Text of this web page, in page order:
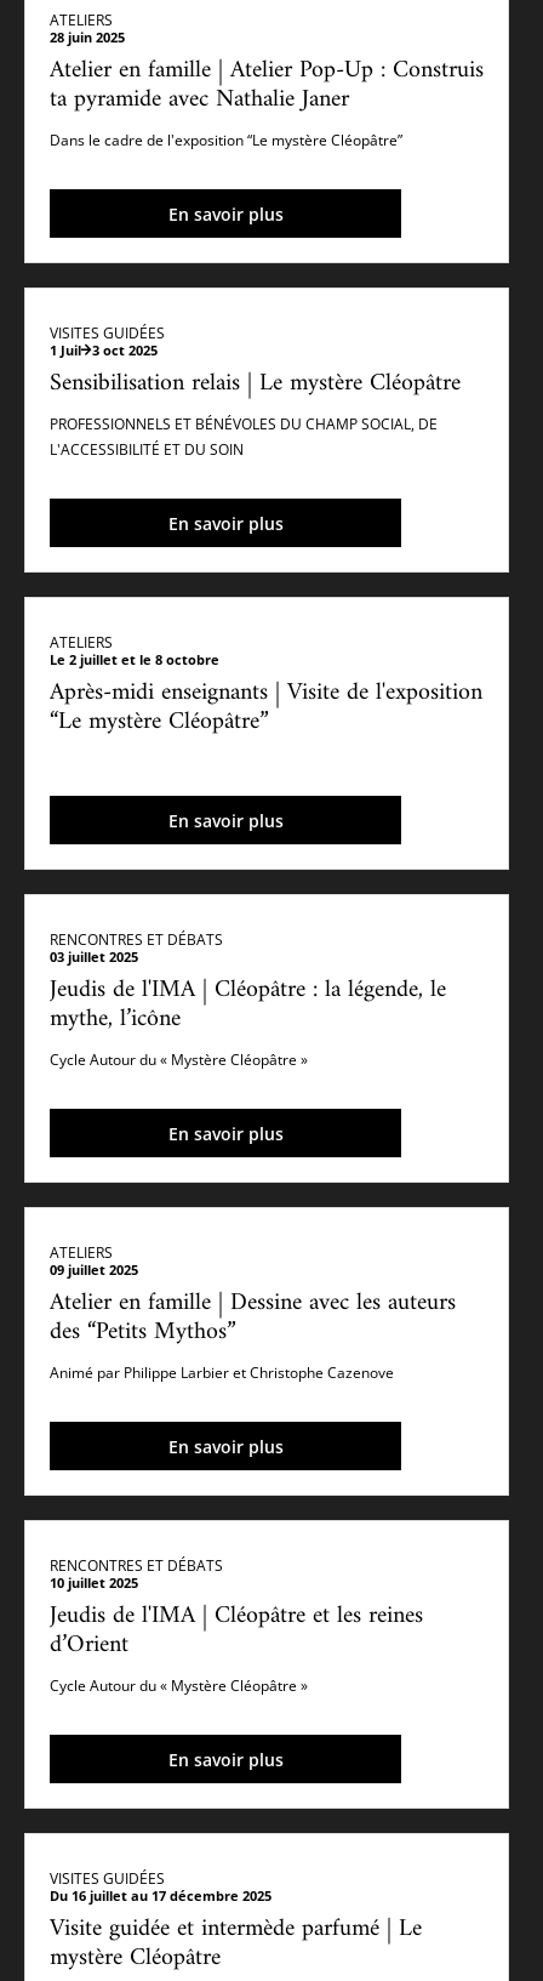
ATELIERS
28 juin 2025
Atelier en famille | Atelier Pop-Up : Construis
ta pyramide avec Nathalie Janer
Dans le cadre de l'exposition “Le mystère Cléopâtre”
En savoir plus
VISITES GUIDÉES
1 Juil 3 oct 2025
Sensibilisation relais | Le mystère Cléopâtre
PROFESSIONNELS ET BÉNÉVOLES DU CHAMP SOCIAL, DE
L'ACCESSIBILITÉ ET DU SOIN
En savoir plus
ATELIERS
Le 2 juillet et le 8 octobre
Après-midi enseignants | Visite de l'exposition
“Le mystère Cléopâtre”
En savoir plus
RENCONTRES ET DÉBATS
03 juillet 2025
Jeudis de l'IMA | Cléopâtre : la légende, le
mythe, l’icône
Cycle Autour du « Mystère Cléopâtre »
En savoir plus
ATELIERS
09 juillet 2025
Atelier en famille | Dessine avec les auteurs
des “Petits Mythos”
Animé par Philippe Larbier et Christophe Cazenove
En savoir plus
RENCONTRES ET DÉBATS
10 juillet 2025
Jeudis de l'IMA | Cléopâtre et les reines
d’Orient
Cycle Autour du « Mystère Cléopâtre »
En savoir plus
VISITES GUIDÉES
Du 16 juillet au 17 décembre 2025
Visite guidée et intermède parfumé | Le
mystère Cléopâtre